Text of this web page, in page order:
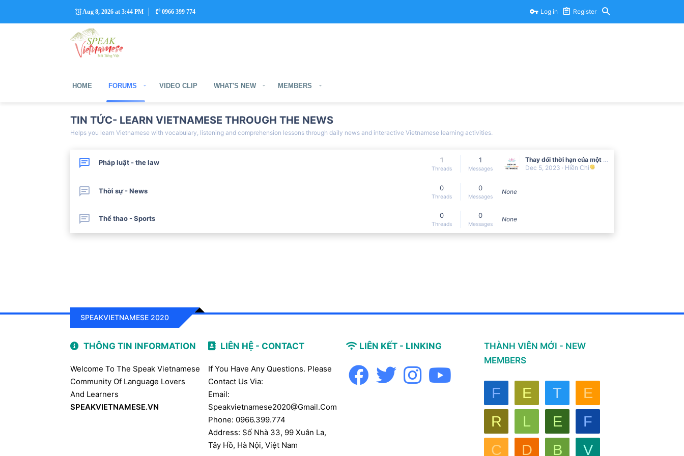
Aug 8, 2026 at 3:44 PM 0966 399 774 Log in Register
HOME FORUMS VIDEO CLIP WHAT'S NEW MEMBERS
TIN TỨC- LEARN VIETNAMESE THROUGH THE NEWS
Helps you learn Vietnamese with vocabulary, listening and comprehension lessons through daily news and interactive Vietnamese learning activities.
Pháp luật - the law 1
Threads
1
Messages
Thay đổi thời hạn của một số loại thị thực visa cho người nước ngoài
Dec 5, 2023
Hiền Chi
Thời sự - News 0
Threads
0
Messages
None
Thể thao - Sports 0
Threads
0
Messages
None
SPEAKVIETNAMESE 2020
THÔNG TIN INFORMATION
Welcome To The Speak Vietnamese
Community Of Language Lovers
And Learners
SPEAKVIETNAMESE.VN
LIÊN HỆ - CONTACT
If You Have Any Questions. Please
Contact Us Via:
Email:
Speakvietnamese2020@gmail.com
Phone: 0966.399.774
Address: Số Nhà 33, 99 Xuân La,
Tây Hồ, Hà Nội, Việt Nam
LIÊN KẾT - LINKING
THÀNH VIÊN MỚI - NEW
MEMBERS
F E T
E
R
L E
F
C
D B V